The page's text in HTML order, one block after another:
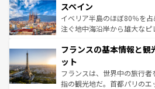
ろん、トスカーナの美しい田
景など、自然景観も見逃せ
ピザやパスタなど、絶品の
ませてくれるイタリアで、忘
なお、新着のイタリア情報は
しい。
スペイン
イベリア半島のほぼ80％を
注ぐ地中海沿岸から雄大な
文化が根付くこの国では、情
れる闘牛、そして美味しいタ
る。首都マドリードの洗練
アートに溢れた街角から、
フランスの基本情報と観
ット
フランスは、世界中の旅行
指の観光地だ。首都パリの